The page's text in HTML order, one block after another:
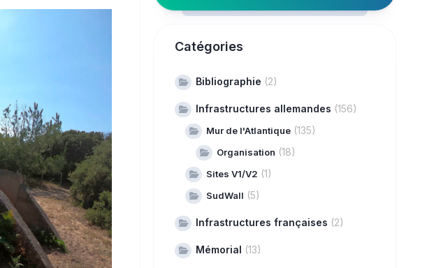
Catégories
Bibliographie (2)
Infrastructures allemandes (156)
Mur de l'Atlantique(135)
Organisation (18)
Sites V1/V2 (1)
SudWall (5)
Infrastructures françaises (2)
Mémorial (13)